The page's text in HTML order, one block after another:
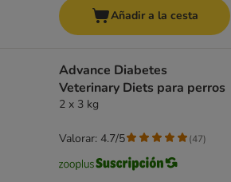
Añadir a la cesta
Advance Diabetes
Veterinary Diets para perros
2 x 3 kg
Valorar: 4.7/5 (47)